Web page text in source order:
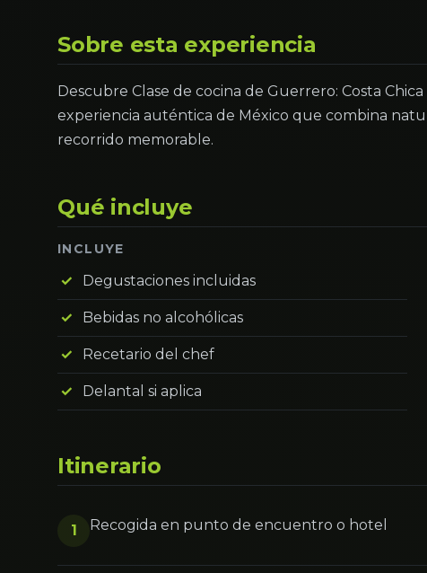
Sobre esta experiencia
Descubre Clase de cocina de Guerrero: Costa
experiencia auténtica de México que combina
recorrido memorable.
Qué incluye
INCLUYE
Degustaciones incluidas
Bebidas no alcohólicas
Recetario del chef
Delantal si aplica
Itinerario
1 Recogida en punto de encuentro o hotel